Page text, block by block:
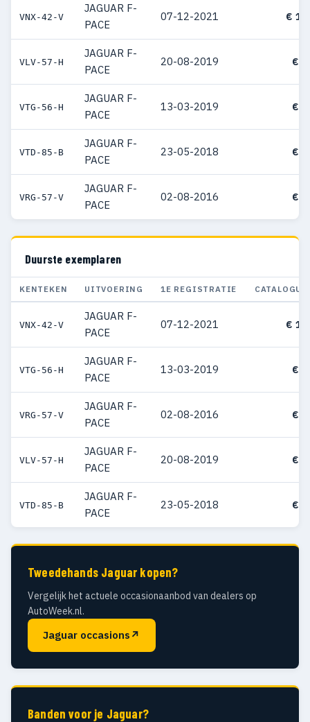
VNX-42-V
JAGUAR F-
PACE
07-12-2021 €
VLV-57-H
JAGUAR F-
PACE
20-08-2019 €
VTG-56-H
JAGUAR F-
PACE
13-03-2019 €
VTD-85-B
JAGUAR F-
PACE
23-05-2018 €
VRG-57-V
JAGUAR F-
PACE
02-08-2016 €
Duurste exemplaren
KENTEKEN UITVOERING 1E REGISTRATIE
VNX-42-V
JAGUAR F-
PACE
07-12-2021 €
VTG-56-H
JAGUAR F-
PACE
13-03-2019 €
VRG-57-V
JAGUAR F-
PACE
02-08-2016 €
VLV-57-H
JAGUAR F-
PACE
20-08-2019 €
VTD-85-B
JAGUAR F-
PACE
23-05-2018 €
Tweedehands Jaguar kopen?
Vergelijk het actuele occasionaanbod van dealers op
AutoWeek.nl.
Jaguar occasions ↗
Banden voor je Jaguar?